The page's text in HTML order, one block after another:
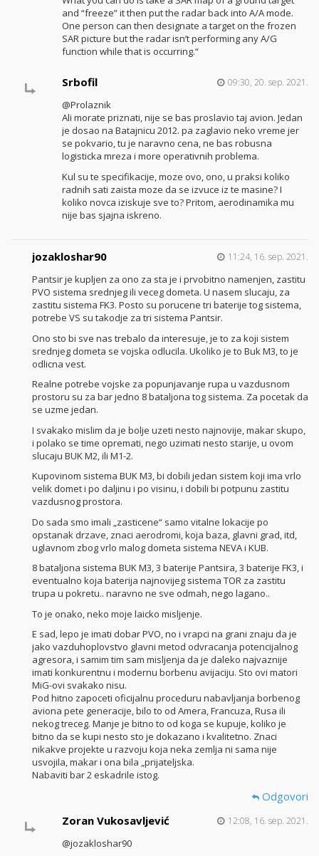
and “freeze” it then put the radar back into A/A mode.
One person can then designate a target on the frozen
SAR picture but the radar isn’t performing any A/G
function while that is occurring.“
Srbofil 09:30, 20. sep. 2021.
@Prolaznik
Ali morate priznati, nije se bas proslavio taj avion. Jedan
je dosao na Batajnicu 2012. pa zaglavio neko vreme jer
se pokvario, tu je naravno cena, ne bas robusna
logisticka mreza i more operativnih problema.
Kul su te specifikacije, moze ovo, ono, u praksi koliko
radnih sati zaista moze da se izvuce iz te masine? I
koliko novca iziskuje sve to? Pritom, aerodinamika mu
nije bas sjajna iskreno.
jozakloshar90 11:24, 16. sep. 2021.
Pantsir je kupljen za ono za sta je i prvobitno namenjen, zastitu
PVO sistema srednjeg ili veceg dometa. U nasem slucaju, za
zastitu sistema FK3. Posto su porucene tri baterije tog sistema,
potrebe VS su takodje za tri sistema Pantsir.
Ono sto bi sve nas trebalo da interesuje, je to za koji sistem
srednjeg dometa se vojska odlucila. Ukoliko je to Buk M3, to je
odlicna vest.
Realne potrebe vojske za popunjavanje rupa u vazdusnom
prostoru su za bar jedno 8 bataljona tog sistema. Za pocetak da
se uzme jedan.
I svakako mislim da je bolje uzeti nesto najnovije, makar skupo,
i polako se time opremati, nego uzimati nesto starije, u ovom
slucaju BUK M2, ili M1-2.
Kupovinom sistema BUK M3, bi dobili jedan sistem koji ima vrlo
velik domet i po daljinu i po visinu, i dobili bi potpunu zastitu
vazdusnog prostora.
Do sada smo imali „zasticene“ samo vitalne lokacije po
opstanak drzave, znaci aerodromi, koja baza, glavni grad, itd,
uglavnom zbog vrlo malog dometa sistema NEVA i KUB.
8 bataljona sistema BUK M3, 3 baterije Pantsira, 3 baterije FK3, i
eventualno koja baterija najnovijeg sistema TOR za zastitu
trupa u pokretu.. naravno ne sve odmah, nego lagano..
To je onako, neko moje laicko misljenje.
E sad, lepo je imati dobar PVO, no i vrapci na grani znaju da je
jako vazduhoplovstvo glavni metod odvracanja potencijalnog
agresora, i samim tim sam misljenja da je daleko najvaznije
imati konkurentnu i modernu borbenu avijaciju. Sto ovi matori
MiG-ovi svakako nisu.
Pod hitno zapoceti oficijalnu proceduru nabavljanja borbenog
aviona pete generacije, bilo to od Amera, Francuza, Rusa ili
nekog treceg. Manje je bitno to od koga se kupuje, koliko je
bitno da se kupi nesto sto je dokazano i kvalitetno. Znaci
nikakve projekte u razvoju koja neka zemlja ni sama nije
usvojila, makar i ona bila „prijateljska.
Nabaviti bar 2 eskadrile istog.
Odgovori
Zoran Vukosavljević
12:08, 16. sep. 2021.
@jozakloshar90